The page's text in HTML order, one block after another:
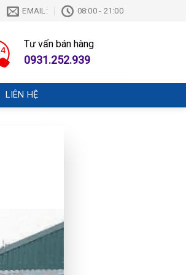
EMAIL: 08:00 - 21:00
Tư vấn bán hàng
0931.252.939
LIÊN HỆ